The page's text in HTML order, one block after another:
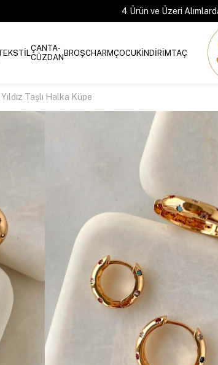
4 Ürün ve Üzeri
ÇANTA-
CÜZDANBROŞCHARMÇOCUKİNDİRİMTAÇ
Taşlı Halka Küpe